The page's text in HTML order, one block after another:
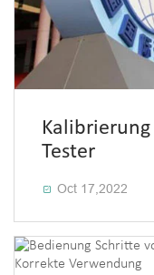
Tester
 Oct 17,2022